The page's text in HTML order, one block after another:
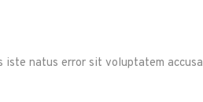
natus error sit voluptatem